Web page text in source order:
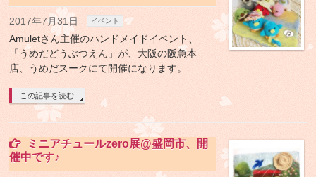
2017年7月31日 イベント
Amuletさん主催のハンドメイドイベント、
「うめだどうぶつえん」が、大阪の阪急本
店、うめだスークにて開催になります。
この記事を読む
ミニアチュールzero展@盛岡市、開
催中です♪